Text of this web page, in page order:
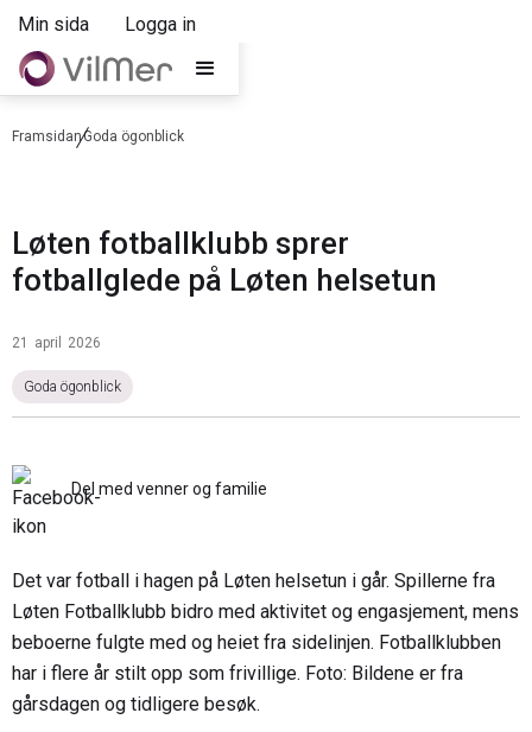
Min sida Logga in
FramsidanGoda ögonblick
Løten fotballklubb sprer
fotballglede på Løten helsetun
21 april 2026
Goda ögonblick
Del med venner og familie
Det var fotball i hagen på Løten helsetun i går. Spillerne fra
Løten Fotballklubb bidro med aktivitet og engasjement, mens
beboerne fulgte med og heiet fra sidelinjen. Fotballklubben
har i flere år stilt opp som frivillige. Foto: Bildene er fra
gårsdagen og tidligere besøk.